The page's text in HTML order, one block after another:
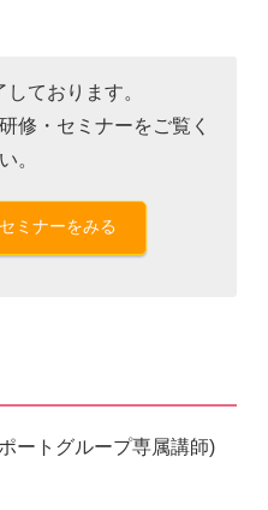
ております。
修・セミナーをご覧く
。
ミナーをみる
ートグループ専属講師)